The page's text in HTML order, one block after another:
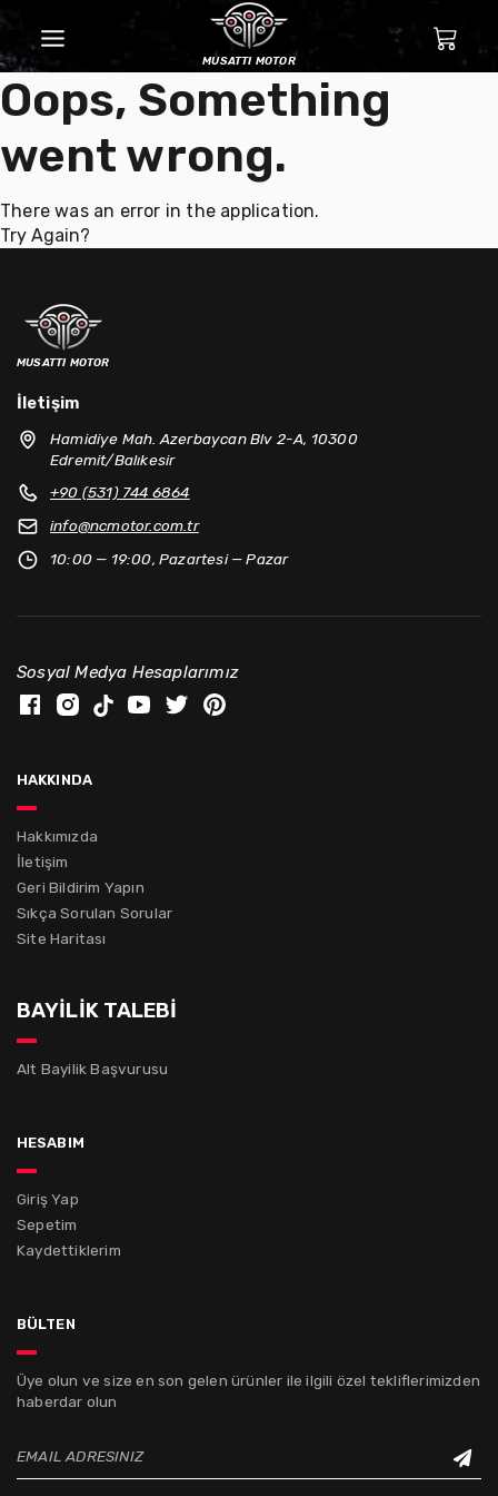
musatti motor
Oops, Something
went wrong.
There was an error in the application.
Try Again?
musatti motor
İletişim
Hamidiye Mah. Azerbaycan Blv 2-A, 10300
Edremit/Balıkesir
+90 (531) 744 6864
info@ncmotor.com.tr
10:00 — 19:00, Pazartesi — Pazar
Sosyal Medya Hesaplarımız
hakkında
Hakkımızda
İletişim
Geri Bildirim Yapın
Sıkça Sorulan Sorular
Site Haritası
BAYİLİK TALEBİ
Alt Bayilik Başvurusu
hesabım
Giriş Yap
Sepetim
Kaydettiklerim
bülten
Üye olun ve size en son gelen ürünler ile ilgili özel tekliflerimizden
haberdar olun
EMAIL ADRESINIZ